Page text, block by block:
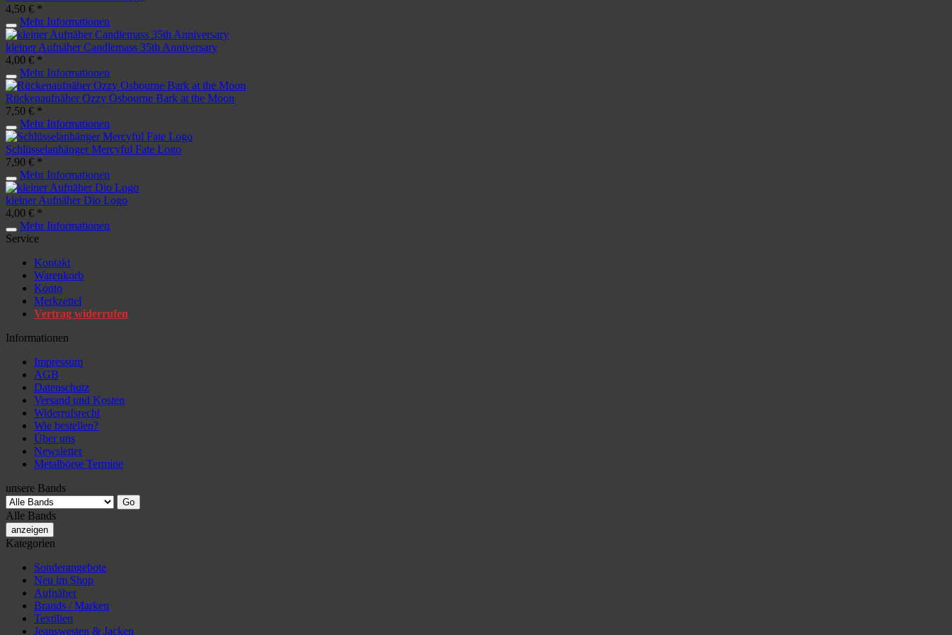
4,50 € *
Mehr Informationen
kleiner Aufnäher Candlemass 35th Anniversary
4,00 € *
Mehr Informationen
Rückenaufnäher Ozzy Osbourne Bark at the Moon
7,50 € *
Mehr Informationen
Schlüsselanhänger Mercyful Fate Logo
7,90 € *
Mehr Informationen
kleiner Aufnäher Dio Logo
4,00 € *
Mehr Informationen
Service
Kontakt
Warenkorb
Konto
Merkzettel
Vertrag widerrufen
Informationen
Impressum
AGB
Datenschutz
Versand und Kosten
Widerrufsrecht
Wie bestellen?
Über uns
Newsletter
Metalbörse Termine
unsere Bands
Alle Bands
anzeigen
Kategorien
Sonderangebote
Neu im Shop
Aufnäher
Brands / Marken
Textilien
Jeanswesten & Jacken